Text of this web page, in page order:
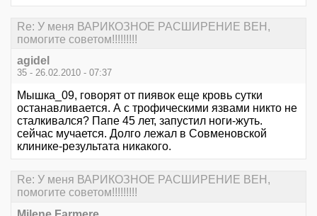
Re: У меня ВАРИКОЗНОЕ РАСШИРЕНИЕ ВЕН,
помогите советом!!!!!!!!!
agidel
35 - 26.02.2010 - 07:37
Мышка_09, говорят от пиявок еще кровь сутки
останавливается. А с трофическими язвами никто не
сталкивался? Папе 45 лет, запустил ноги-жуть.
сейчас мучается. Долго лежал в Совменовской
клинике-результата никакого.
Re: У меня ВАРИКОЗНОЕ РАСШИРЕНИЕ ВЕН,
помогите советом!!!!!!!!!